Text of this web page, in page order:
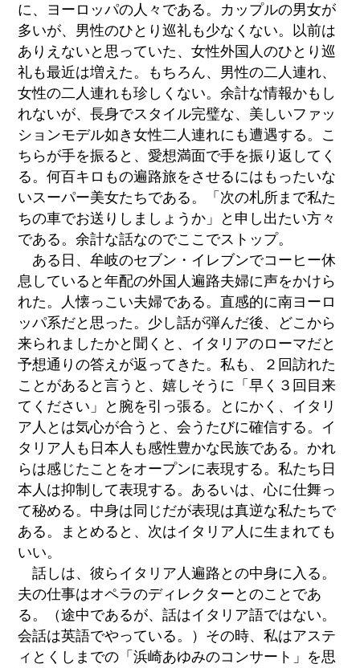
に、ヨーロッパの人々である。カップルの男女が
多いが、男性のひとり巡礼も少なくない。以前は
ありえないと思っていた、女性外国人のひとり巡
礼も最近は増えた。もちろん、男性の二人連れ、
女性の二人連れも珍しくない。余計な情報かもし
れないが、長身でスタイル完璧な、美しいファッ
ションモデル如き女性二人連れにも遭遇する。こ
ちらが手を振ると、愛想満面で手を振り返してく
る。何百キロもの遍路旅をさせるにはもったいな
いスーパー美女たちである。「次の札所まで私た
ちの車でお送りしましょうか」と申し出たい方々
である。余計な話なのでここでストップ。
ある日、牟岐のセブン・イレブンでコーヒー休
息していると年配の外国人遍路夫婦に声をかけら
れた。人懐っこい夫婦である。直感的に南ヨーロ
ッパ系だと思った。少し話が弾んだ後、どこから
来られましたかと聞くと、イタリアのローマだと
予想通りの答えが返ってきた。私も、２回訪れた
ことがあると言うと、嬉しそうに「早く３回目来
てください」と腕を引っ張る。とにかく、イタリ
ア人とは気心が合うと、会うたびに確信する。イ
タリア人も日本人も感性豊かな民族である。かれ
らは感じたことをオープンに表現する。私たち日
本人は抑制して表現する。あるいは、心に仕舞っ
て秘める。中身は同じだが表現は真逆な私たちで
ある。まとめると、次はイタリア人に生まれても
いい。
話しは、彼らイタリア人遍路との中身に入る。
夫の仕事はオペラのディレクターとのことであ
る。（途中であるが、話はイタリア語ではない。
会話は英語でやっている。）その時、私はアステ
ィとくしまでの「浜崎あゆみのコンサート」を思